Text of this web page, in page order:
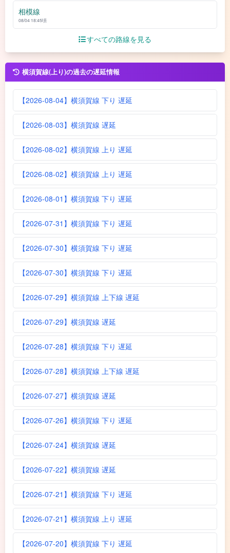
相模線
08/04 18:45頃
すべての路線を見る
横須賀線(上り)の過去の遅延情報
【2026-08-04】横須賀線 下り 遅延
【2026-08-03】横須賀線 遅延
【2026-08-02】横須賀線 上り 遅延
【2026-08-02】横須賀線 上り 遅延
【2026-08-01】横須賀線 下り 遅延
【2026-07-31】横須賀線 下り 遅延
【2026-07-30】横須賀線 下り 遅延
【2026-07-30】横須賀線 下り 遅延
【2026-07-29】横須賀線 上下線 遅延
【2026-07-29】横須賀線 遅延
【2026-07-28】横須賀線 下り 遅延
【2026-07-28】横須賀線 上下線 遅延
【2026-07-27】横須賀線 遅延
【2026-07-26】横須賀線 下り 遅延
【2026-07-24】横須賀線 遅延
【2026-07-22】横須賀線 遅延
【2026-07-21】横須賀線 下り 遅延
【2026-07-21】横須賀線 上り 遅延
【2026-07-20】横須賀線 下り 遅延